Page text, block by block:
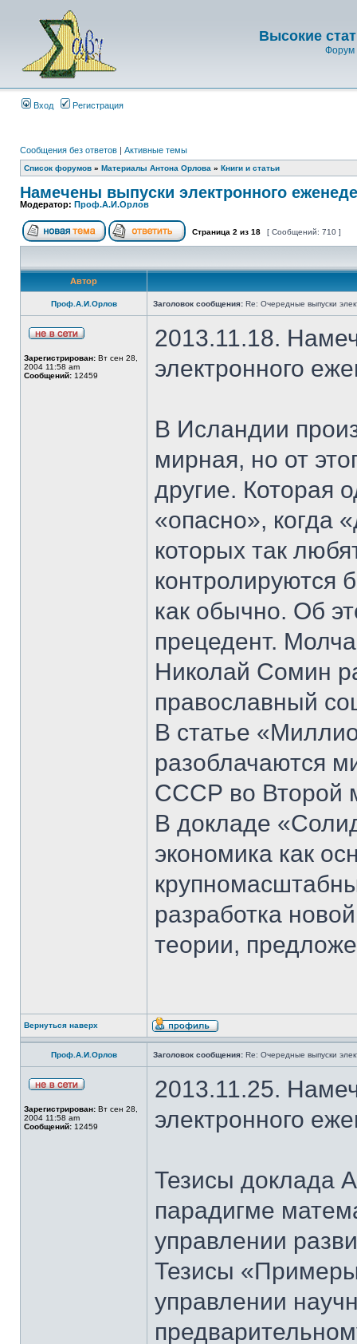
Высокие
Форум
Вход Регистрация
Сообщения без ответов | Активные темы
Список форумов » Материалы Антона Орлова » Книги и статьи
Намечены выпуски электронного
Модератор: Проф.А.И.Орлов
Страница 2 из 18 [ Сообщений: 710 ]
Автор
Проф.А.И.Орлов Заголовок сообщения: Re: Очередные выпуски
Зарегистрирован: Вт сен 28,
2004 11:58 am
Сообщений: 12459
2013.11.18.
электронного
В Исландии
мирная, но от
другие. Которая
«опасно», когда
которых так
контролируются
как обычно. Об
прецедент.
Николай Сомин
православный
В статье
разоблачаются
СССР во Второй
В докладе
экономика как
разработка
теории,
Вернуться наверх
Проф.А.И.Орлов Заголовок сообщения: Re: Очередные выпуски
Зарегистрирован: Вт сен 28,
2004 11:58 am
Сообщений: 12459
2013.11.25.
электронного
Тезисы доклада
парадигме
управлении
Тезисы
управлении